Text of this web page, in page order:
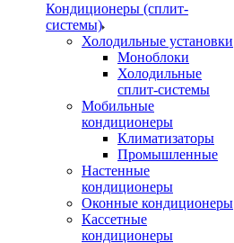
Кондиционеры (сплит-
системы)
Холодильные установки
Моноблоки
Холодильные
сплит-системы
Мобильные
кондиционеры
Климатизаторы
Промышленные
Настенные
кондиционеры
Оконные кондиционеры
Кассетные
кондиционеры